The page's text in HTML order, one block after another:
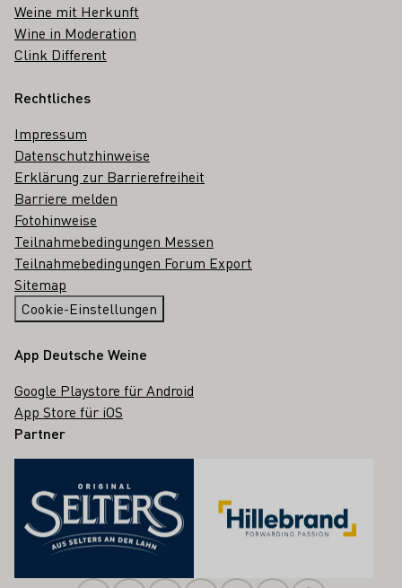
Weine mit Herkunft
Wine in Moderation
Clink Different
Rechtliches
Impressum
Datenschutzhinweise
Erklärung zur Barrierefreiheit
Barriere melden
Fotohinweise
Teilnahmebedingungen Messen
Teilnahmebedingungen Forum Export
Sitemap
Cookie-Einstellungen
App Deutsche Weine
Google Playstore für Android
App Store für iOS
Partner